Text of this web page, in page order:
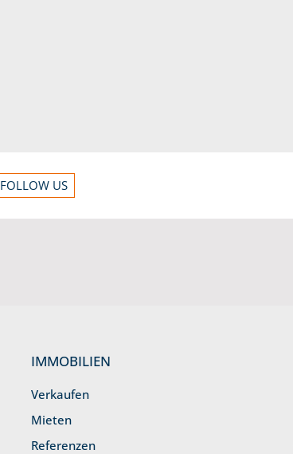
FOLLOW US
IMMOBILIEN
Verkaufen
Mieten
Referenzen